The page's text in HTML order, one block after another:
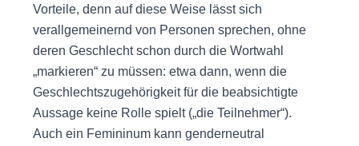
Vorteile, denn auf diese Weise lässt sich
verallgemeinernd von Personen sprechen, ohne
deren Geschlecht schon durch die Wortwahl
„markieren“ zu müssen: etwa dann, wenn die
Geschlechtszugehörigkeit für die beabsichtigte
Aussage keine Rolle spielt („die Teilnehmer“).
Auch ein Femininum kann genderneutral